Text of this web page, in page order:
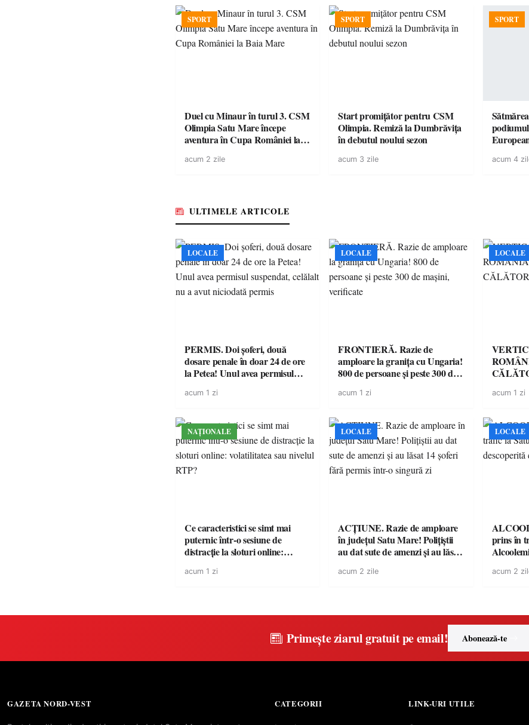
SPORT
Duel cu Minaur în turul 3. CSM
Olimpia Satu Mare începe
aventura în Cupa României la
acum 2 zile
SPORT
Start promițător pentru CSM
Olimpia. Remiză la Dumbrăvița
în debutul noului sezon
acum 3 zile
SPORT
acum 4
ULTIMELE ARTICOLE
LOCALE
PERMIS. Doi șoferi, două
dosare penale în doar 24 de ore
la Petea! Unul avea permisul
niciodată permis
acum 1 zi
LOCALE
FRONTIERĂ. Razie de
amploare la granița cu Ungaria!
800 de persoane și peste 300 de
acum 1 zi
LOCALE
acum 1 zi
NAȚIONALE
Ce caracteristici se simt mai
puternic într-o sesiune de
distracție la sloturi online:
acum 1 zi
LOCALE
ACȚIUNE. Razie de amploare
în județul Satu Mare! Polițiștii
au dat sute de amenzi și au lăsat
singură zi
acum 2 zile
LOCALE
prins în
acum 2
Primește ziarul gratuit pe email! Abonează-te
GAZETA NORD-VEST CATEGORII LINK-URI UTILE